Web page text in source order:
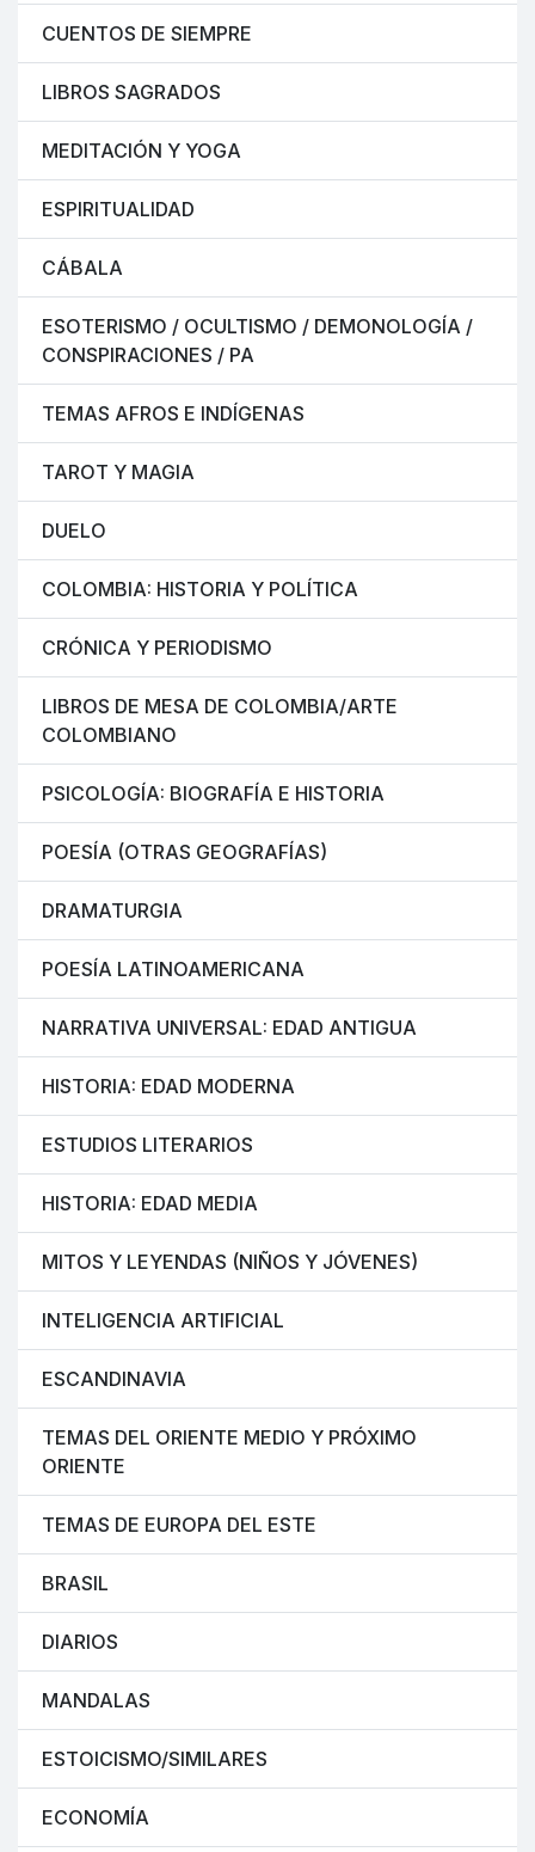
CUENTOS DE SIEMPRE
LIBROS SAGRADOS
MEDITACIÓN Y YOGA
ESPIRITUALIDAD
CÁBALA
ESOTERISMO / OCULTISMO / DEMONOLOGÍA /
CONSPIRACIONES / PA
TEMAS AFROS E INDÍGENAS
TAROT Y MAGIA
DUELO
COLOMBIA: HISTORIA Y POLÍTICA
CRÓNICA Y PERIODISMO
LIBROS DE MESA DE COLOMBIA/ARTE
COLOMBIANO
PSICOLOGÍA: BIOGRAFÍA E HISTORIA
POESÍA (OTRAS GEOGRAFÍAS)
DRAMATURGIA
POESÍA LATINOAMERICANA
NARRATIVA UNIVERSAL: EDAD ANTIGUA
HISTORIA: EDAD MODERNA
ESTUDIOS LITERARIOS
HISTORIA: EDAD MEDIA
MITOS Y LEYENDAS (NIÑOS Y JÓVENES)
INTELIGENCIA ARTIFICIAL
ESCANDINAVIA
TEMAS DEL ORIENTE MEDIO Y PRÓXIMO
ORIENTE
TEMAS DE EUROPA DEL ESTE
BRASIL
DIARIOS
MANDALAS
ESTOICISMO/SIMILARES
ECONOMÍA